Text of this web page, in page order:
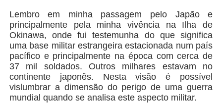
Lembro em minha passagem pelo Japão e
principalmente pela minha vivência na Ilha de
Okinawa, onde fui testemunha do que significa
uma base militar estrangeira estacionada num país
pacífico e principalmente na época com cerca de
37 mil soldados. Outros milhares estavam no
continente japonês. Nesta visão é possível
vislumbrar a dimensão do perigo de uma guerra
mundial quando se analisa este aspecto militar.